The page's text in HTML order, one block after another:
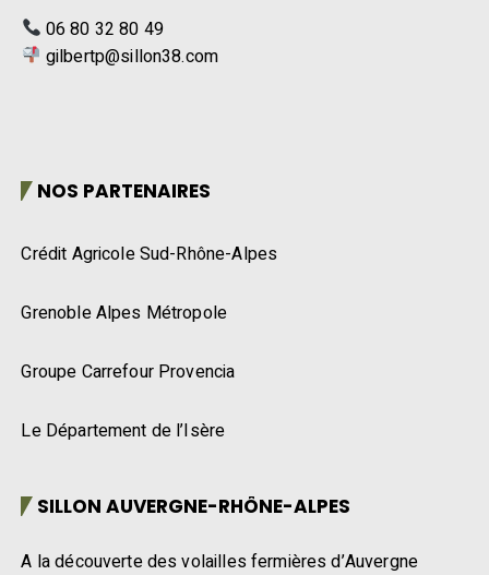
06 80 32 80 49
gilbertp@sillon38.com
NOS PARTENAIRES
Crédit Agricole Sud-Rhône-Alpes
Grenoble Alpes Métropole
Groupe Carrefour Provencia
Le Département de l’Isère
SILLON AUVERGNE-RHÔNE-ALPES
A la découverte des volailles fermières d’Auvergne